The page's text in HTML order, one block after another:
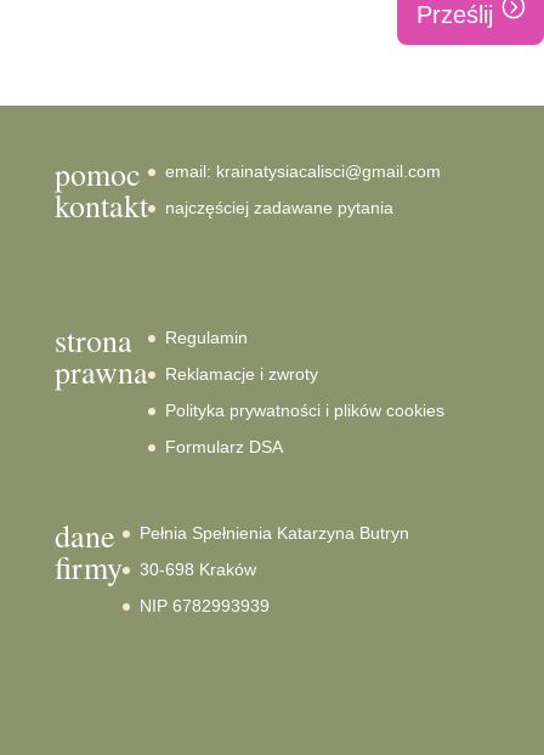
Prześlij
pomoc
kontakt
email: krainatysiacalisci@gmail.com
najczęściej zadawane pytania
strona
prawna
Regulamin
Reklamacje i zwroty
Polityka prywatności i plików cookies
Formularz DSA
dane
firmy
Pełnia Spełnienia Katarzyna Butryn
30-698 Kraków
NIP 6782993939